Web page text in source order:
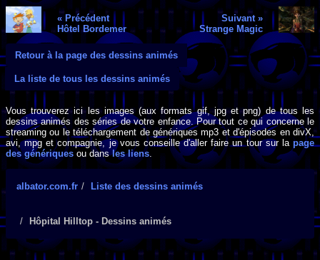
« Précédent
Hôtel Bordemer
Suivant »
Strange Magic
Retour à la page des dessins animés
La liste de tous les dessins animés
Vous trouverez ici les images (aux formats gif, jpg et png) de tous les
dessins animés des séries de votre enfance. Pour tout ce qui concerne le
streaming ou le téléchargement de génériques mp3 et d'épisodes en divX,
avi, mpg et compagnie, je vous conseille d'aller faire un tour sur la page
des génériques ou dansles liens.
albator.com.fr Liste des dessins animés
Hôpital Hilltop - Dessins animés